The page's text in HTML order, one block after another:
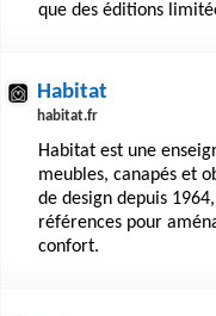
que des éditions
Habitat
habitat.fr
Habitat est une
meubles, canapés et
de design depuis
références pour
confort.